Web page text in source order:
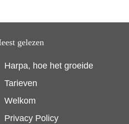
gelezen
Harpa, hoe het groeide
Tarieven
Welkom
Privacy Policy